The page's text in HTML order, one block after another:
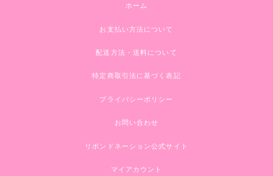
ホーム
お支払い方法について
配送方法・送料について
特定商取引法に基づく表記
プライバシーポリシー
お問い合わせ
リボンドネーション公式サイト
マイアカウント